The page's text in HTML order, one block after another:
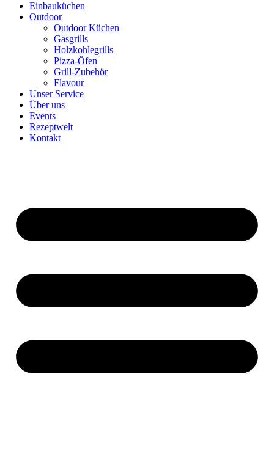
Einbauküchen
Outdoor
Outdoor Küchen
Gasgrills
Holzkohlegrills
Pizza-Öfen
Grill-Zubehör
Flavour
Unser Service
Über uns
Events
Rezeptwelt
Kontakt